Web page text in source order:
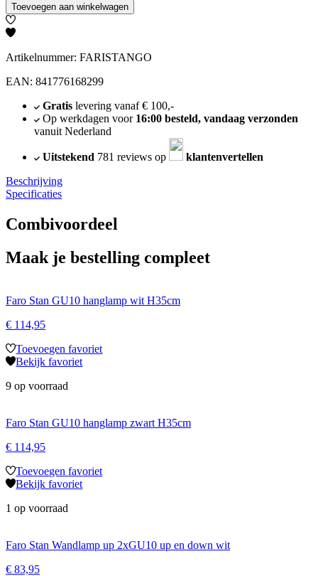
Toevoegen aan winkelwagen
Artikelnummer: FARISTANGO
EAN: 841776168299
Gratislevering vanaf € 100,-
Op werkdagen voor 16:00 besteld, vandaag verzonden
vanuit Nederland
Uitstekend 781 reviews op
klantenvertellen
Beschrijving
Specificaties
Combivoordeel
Maak je bestelling compleet
Faro Stan GU10 hanglamp wit H35cm
€ 114,95
Toevoegen favoriet
Bekijk favoriet
9 op voorraad
Faro Stan GU10 hanglamp zwart H35cm
€ 114,95
Toevoegen favoriet
Bekijk favoriet
1 op voorraad
Faro Stan Wandlamp up 2xGU10 up en down wit
€ 83,95